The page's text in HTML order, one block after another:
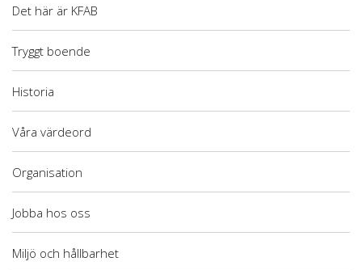
Det här är KFAB
Tryggt boende
Historia
Våra värdeord
Organisation
Jobba hos oss
Miljö och hållbarhet